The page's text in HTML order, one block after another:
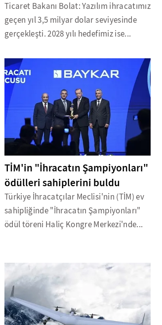
Ticaret Bakanı Bolat: Yazılım ihracatımız
geçen yıl 3,5 milyar dolar seviyesinde
gerçekleşti. 2028 yılı hedefimiz ise...
TİM'in "İhracatın Şampiyonları"
ödülleri sahiplerini buldu
Türkiye İhracatçılar Meclisi'nin (TİM) ev
sahipliğinde "İhracatın Şampiyonları"
ödül töreni Haliç Kongre Merkezi'nde...